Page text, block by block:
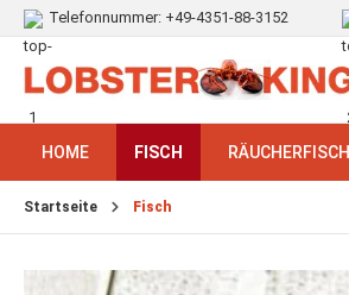
Telefonnummer: +49-4351-88-3152
HOME FISCH RÄUCHERFISCH
Startseite Fisch
Bildergalerie überspringen